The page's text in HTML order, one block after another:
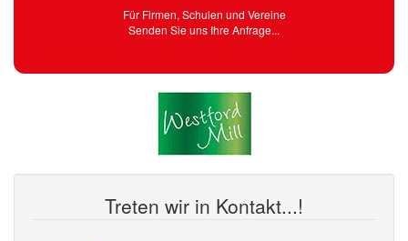
Für Firmen, Schulen und Vereine
Senden Sie uns Ihre Anfrage...
Treten wir in Kontakt...!